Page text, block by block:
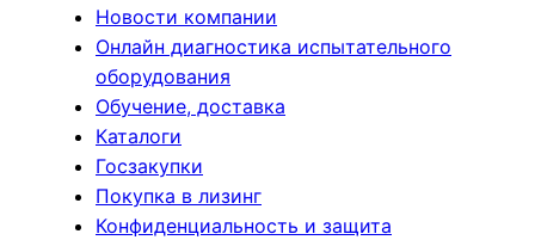
Новости компании
Онлайн диагностика испытательного
оборудования
Обучение, доставка
Каталоги
Госзакупки
Покупка в лизинг
Конфиденциальность и защита